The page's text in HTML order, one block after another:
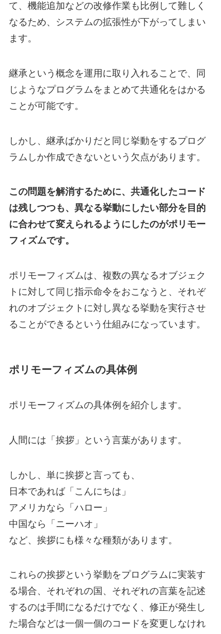
て、機能追加などの改修作業も比例して難しく
なるため、システムの拡張性が下がってしまい
ます。
継承という概念を運用に取り入れることで、同
じようなプログラムをまとめて共通化をはかる
ことが可能です。
しかし、継承ばかりだと同じ挙動をするプログ
ラムしか作成できないという欠点があります。
この問題を解消するために、共通化したコード
は残しつつも、異なる挙動にしたい部分を目的
に合わせて変えられるようにしたのがポリモー
フィズムです。
ポリモーフィズムは、複数の異なるオブジェク
トに対して同じ指示命令をおこなうと、それぞ
れのオブジェクトに対し異なる挙動を実行させ
ることができるという仕組みになっています。
ポリモーフィズムの具体例
ポリモーフィズムの具体例を紹介します。
人間には「挨拶」という言葉があります。
しかし、単に挨拶と言っても、
日本であれば「こんにちは」
アメリカなら「ハロー」
中国なら「ニーハオ」
など、挨拶にも様々な種類があります。
これらの挨拶という挙動をプログラムに実装す
る場合、それぞれの国、それぞれの言葉を記述
するのは手間になるだけでなく、修正が発生し
た場合などは一個一個のコードを変更しなけれ